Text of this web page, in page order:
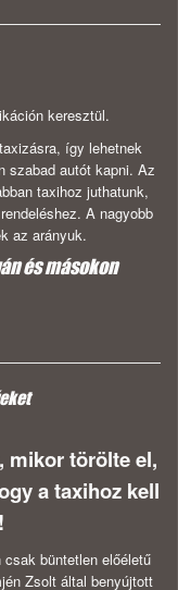
keresztül.
így lehetnek
szabad autót kapni. Az
taxihoz juthatunk,
A nagyobb
az arányuk.
és másokon
mikor törölte el,
a taxihoz kell
csak büntetlen előéletű
Zsolt által benyújtott